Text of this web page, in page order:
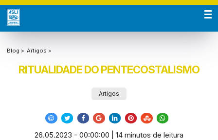
Blog > Artigos >
RITUALIDADE DO PENTECOSTALISMO
Artigos
26.05.2023 - 00:00:00 | 14 minutos de leitura